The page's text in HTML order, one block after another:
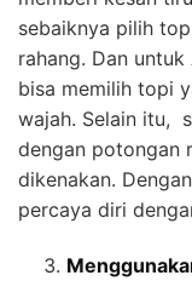
sebaiknya pilih
rahang. Dan
bisa memilih topi
wajah. Selain itu,
dengan potongan
dikenakan.
percaya diri